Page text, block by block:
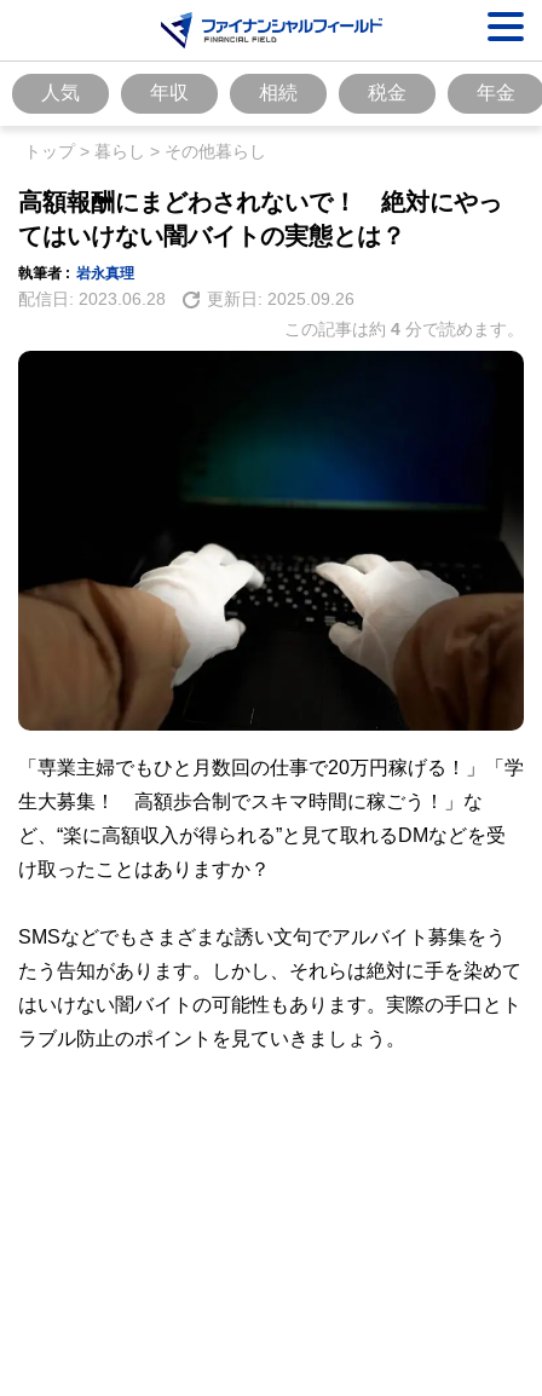
人気 年収 相続 税金 年金
トップ> 暮らし > その他暮らし
高額報酬にまどわされないで！ 絶対にやっ
てはいけない闇バイトの実態とは？
執筆者 : 岩永真理
配信日: 2023.06.28 更新日: 2025.09.26
この記事は約 4 分で読めます。
「専業主婦でもひと月数回の仕事で20万円稼げる！」「学
生大募集！ 高額歩合制でスキマ時間に稼ごう！」な
ど、“楽に高額収入が得られる”と見て取れるDMなどを受
け取ったことはありますか？
SMSなどでもさまざまな誘い文句でアルバイト募集をう
たう告知があります。しかし、それらは絶対に手を染めて
はいけない闇バイトの可能性もあります。実際の手口とト
ラブル防止のポイントを見ていきましょう。